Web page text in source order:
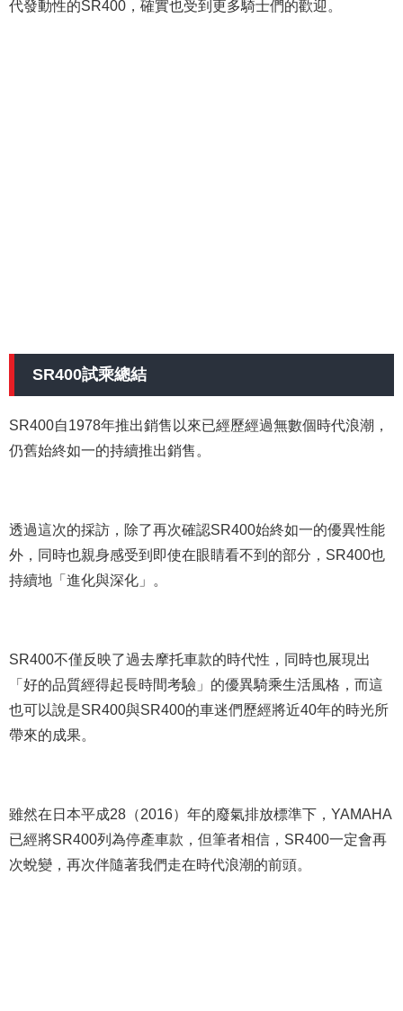
代發動性的SR400，確實也受到更多騎士們的歡迎。
SR400試乘總結
SR400自1978年推出銷售以來已經歷經過無數個時代浪潮，
仍舊始終如一的持續推出銷售。
透過這次的採訪，除了再次確認SR400始終如一的優異性能
外，同時也親身感受到即使在眼睛看不到的部分，SR400也
持續地「進化與深化」。
SR400不僅反映了過去摩托車款的時代性，同時也展現出
「好的品質經得起長時間考驗」的優異騎乘生活風格，而這
也可以說是SR400與SR400的車迷們歷經將近40年的時光所
帶來的成果。
雖然在日本平成28（2016）年的廢氣排放標準下，YAMAHA
已經將SR400列為停產車款，但筆者相信，SR400一定會再
次蛻變，再次伴隨著我們走在時代浪潮的前頭。